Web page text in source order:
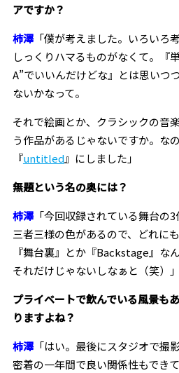
アですか？
柿澤「僕が考えました。いろいろ
しっくりハマるものがなくて。『
A”でいいんだけどな』とは思いつ
ないかなって。
それで絵画とか、クラシックの音
う作品があるじゃないですか。な
『untitled』にしました」
――無題という名の奥には？
柿澤「今回収録されている舞台の3
三者三様の色があるので、どれに
『舞台裏』とか『Backstage』な
それだけじゃないしなぁと（笑）」
――プライベートで飲んでいる風景
りますよね？
柿澤「はい。最後にスタジオで撮
密着の一年間で良い関係性もでき